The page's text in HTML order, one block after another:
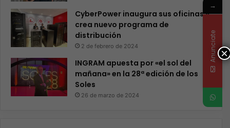
CyberPower inaugura sus oficinas y
crea nuevo programa de
distribución
2 de febrero de 2024
INGRAM apuesta por «el sol del
mañana» en la 28ª edición de los
Soles
26 de marzo de 2024
×
→
Anunciate